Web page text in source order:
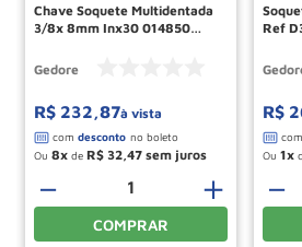
Chave Soquete Multidentada
3/8x 8mm Inx30 014850
Gedore
R$ 232,87à vista
Ou 8 de R$ 32 47
＋
－
COMPRAR
Ref
R$
Ou 1
－